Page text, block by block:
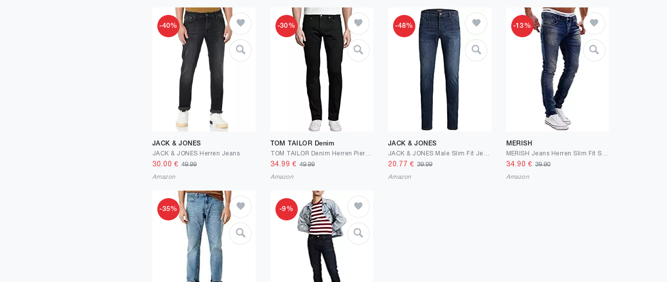
-40%
JACK & JONES
JACK & JONES Herren Jeans
30.00 €49.99
Amazon
-30%
TOM TAILOR Denim
TOM TAILOR Denim Herren Piers Slim Jeans
34.99 € 49.99
Amazon
-48%
JACK & JONES
20.77 €39.99
Amazon
-13%
MERISH
34.90 € 39.90
Amazon
-35% -9%